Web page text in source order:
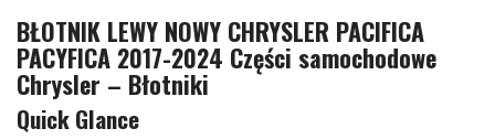
BŁOTNIK LEWY NOWY CHRYSLER PACIFICA
PACYFICA 2017-2024 Części samochodowe
Chrysler – Błotniki
Quick Glance